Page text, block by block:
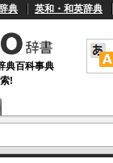
典 英和・和英辞典
典百科事典
!